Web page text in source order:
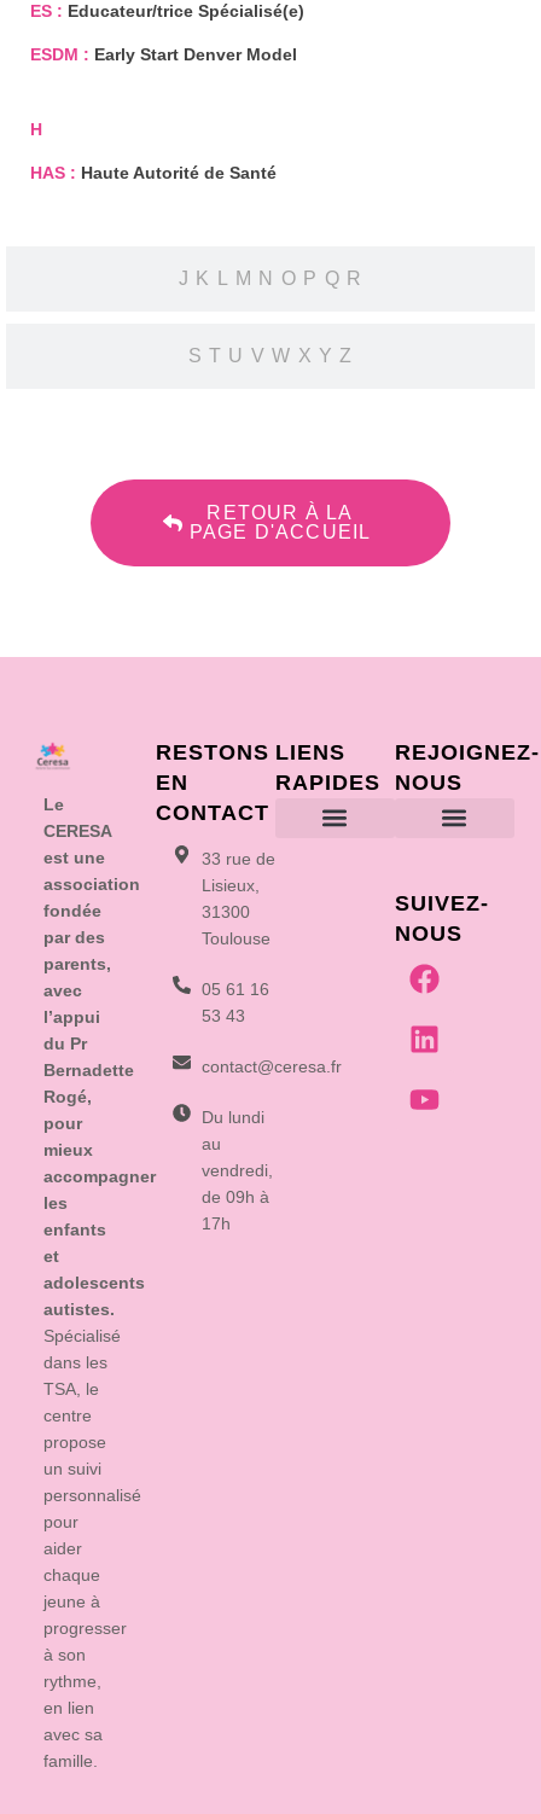
J K L M N O P Q R
S T U V W X Y Z
ES : Educateur/trice Spécialisé(e)
ESDM : Early Start Denver Model
H
HAS : Haute Autorité de Santé
RETOUR À LA
PAGE D'ACCUEIL
Le
CERESA
est une
association
fondée
par des
parents,
avec
l’appui
du Pr
Bernadette
Rogé,
pour
mieux
accompagner
les
enfants
et
adolescents
autistes.
Spécialisé
dans les
TSA, le
centre
propose
un suivi
personnalisé
pour
aider
chaque
jeune à
progresser
à son
rythme,
en lien
avec sa
famille.
RESTONS
EN
CONTACT
33 rue de
Lisieux,
31300
Toulouse
05 61 16
53 43
contact@ceresa.fr
Du lundi
au
vendredi,
de 09h à
17h
LIENS
RAPIDES
REJOIGNEZ-
NOUS
SUIVEZ-
NOUS